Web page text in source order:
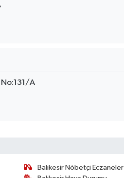
A
Balıkesir Nöbetçi Eczaneler